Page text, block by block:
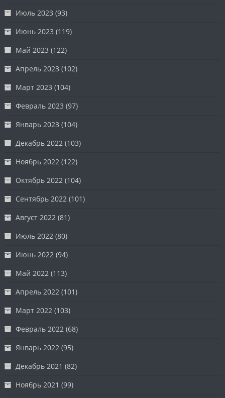
Июль 2023 (93)
Июнь 2023 (119)
Май 2023 (122)
Апрель 2023 (102)
Март 2023 (104)
Февраль 2023 (97)
Январь 2023 (104)
Декабрь 2022 (103)
Ноябрь 2022 (122)
Октябрь 2022 (104)
Сентябрь 2022 (101)
Август 2022 (81)
Июль 2022 (80)
Июнь 2022 (94)
Май 2022 (113)
Апрель 2022 (101)
Март 2022 (103)
Февраль 2022 (68)
Январь 2022 (95)
Декабрь 2021 (82)
Ноябрь 2021 (99)